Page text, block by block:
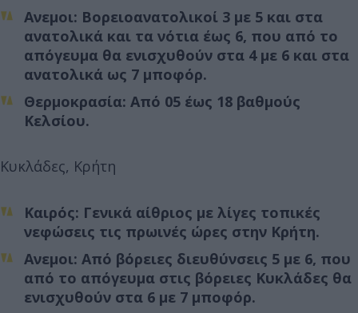
Ανεμοι: Βορειοανατολικοί 3 με 5 και στα
ανατολικά και τα νότια έως 6, που από το
απόγευμα θα ενισχυθούν στα 4 με 6 και στα
ανατολικά ως 7 μποφόρ.
Θερμοκρασία: Από 05 έως 18 βαθμούς
Κελσίου.
Κυκλάδες, Κρήτη
Καιρός: Γενικά αίθριος με λίγες τοπικές
νεφώσεις τις πρωινές ώρες στην Κρήτη.
Ανεμοι: Από βόρειες διευθύνσεις 5 με 6, που
από το απόγευμα στις βόρειες Κυκλάδες θα
ενισχυθούν στα 6 με 7 μποφόρ.